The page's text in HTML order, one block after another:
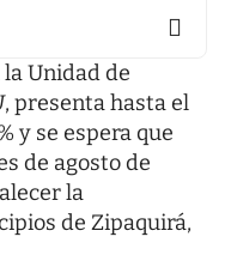
Unidad de
, presenta hasta el
y se espera que
de agosto de
la
de Zipaquirá,